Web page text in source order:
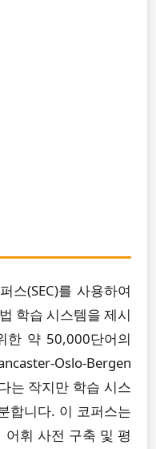
스(SEC)를 사용하여
학습 시스템을 제시
한 약 50,000단어의
Oslo-Bergen
는 작지만 학습 시스
합니다. 이 코퍼스는
휘 사전 구축 및 평